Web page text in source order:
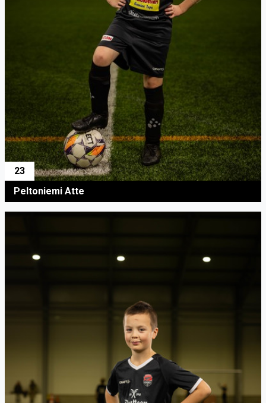
23
Peltoniemi Atte